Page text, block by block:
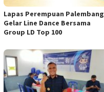
Lapas Perempuan Palembang
Gelar Line Dance Bersama
Group LD Top 100